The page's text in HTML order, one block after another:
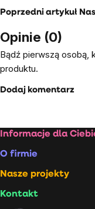
Poprzedni artykuł
Opinie (0)
Bądź pierwszą osobą,
produktu.
Dodaj komentarz
Stopka
Informacje dla
O firmie
Nasze projekty
Kontakt